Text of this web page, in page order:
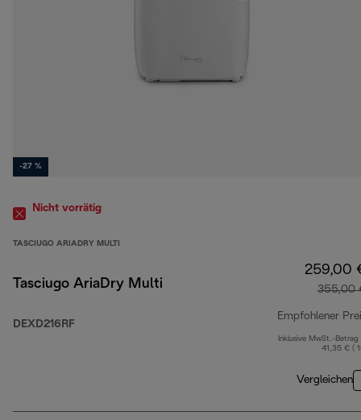
-27 %
Nicht vorrätig
TASCIUGO ARIADRY MULTI
Tasciugo AriaDry Multi
DEXD216RF
259,00
355,00
Empfohlener
Inklusive MwSt.-Betrag
41,35 € (
Vergleichen